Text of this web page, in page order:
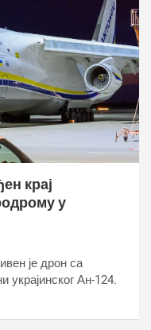
крај
у
је дрон са
украјинског Ан-124.